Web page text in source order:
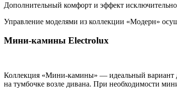
Дополнительный комфорт и эффект
Управление моделями из коллекции «Модерн»
Мини-камины Electrolux
Коллекция «Мини-камины» — идеальный вариант
на тумбочке возле дивана. При необходимости